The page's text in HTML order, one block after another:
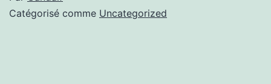
Catégorisé comme Uncategorized